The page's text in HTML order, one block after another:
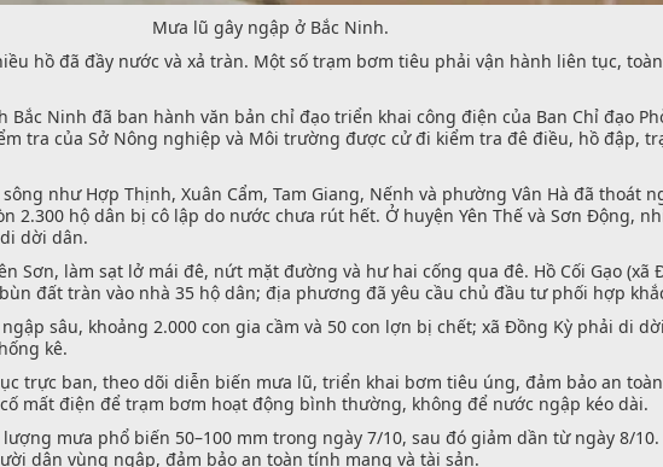
Mưa lũ gây ngập ở Bắc Ninh.
hồ đã đầy nước và xả tràn. Một số trạm bơm tiêu phải vận hành liên tục,
Ninh đã ban hành văn bản chỉ đạo triển khai công điện của Ban Chỉ đạo
tra của Sở Nông nghiệp và Môi trường được cử đi kiểm tra đê điều, hồ đập,
như Hợp Thịnh, Xuân Cẩm, Tam Giang, Nếnh và phường Vân Hà đã thoát
2.300 hộ dân bị cô lập do nước chưa rút hết. Ở huyện Yên Thế và Sơn Động,
dời dân.
Sơn, làm sạt lở mái đê, nứt mặt đường và hư hai cống qua đê. Hồ Cối Gạo
đất tràn vào nhà 35 hộ dân; địa phương đã yêu cầu chủ đầu tư phối hợp
sâu, khoảng 2.000 con gia cầm và 50 con lợn bị chết; xã Đồng Kỳ phải di
kê.
trực ban, theo dõi diễn biến mưa lũ, triển khai bơm tiêu úng, đảm bảo an
mất điện để trạm bơm hoạt động bình thường, không để nước ngập kéo dài.
mưa phổ biến 50–100 mm trong ngày 7/10, sau đó giảm dần từ ngày 8/
dân vùng ngập, đảm bảo an toàn tính mạng và tài sản.